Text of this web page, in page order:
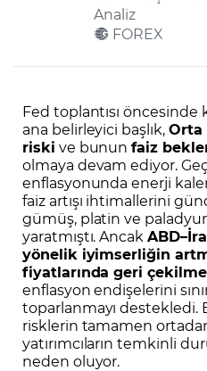
Analiz
FOREX
Fed toplantısı
ana belirleyici başlık,Orta
riski ve bununfaiz
olmaya devam ediyor.
enflasyonunda enerji
faiz artışı ihtimallerini
gümüş, platin ve
yaratmıştı. Ancak
yönelik iyimserliğin
fiyatlarında geri çekilme
enflasyon endişelerini
toparlanmayı
risklerin tamamen
yatırımcıların temkinli
neden oluyor.